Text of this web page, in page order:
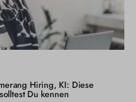
Hiring, KI: Diese
Du kennen